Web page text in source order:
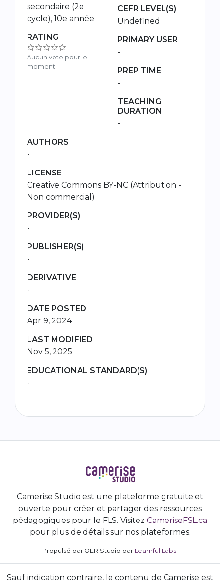
secondaire (2e
cycle), 10e année
RATING
Aucun vote pour le
moment
CEFR LEVEL(S)
Undefined
PRIMARY USER
-
PREP TIME
-
TEACHING
DURATION
-
AUTHORS
-
LICENSE
Creative Commons BY-NC (Attribution -
Non commercial)
PROVIDER(S)
-
PUBLISHER(S)
-
DERIVATIVE
-
DATE POSTED
Apr 9, 2024
LAST MODIFIED
Nov 5, 2025
EDUCATIONAL STANDARD(S)
-
Camerise Studio est une plateforme gratuite et
ouverte pour créer et partager des ressources
pédagogiques pour le FLS. Visitez CameriseFSL.ca
pour plus de détails sur nos plateformes.
Propulsé par OER Studio par Learnful Labs
Sauf indication contraire, le contenu de Camerise est